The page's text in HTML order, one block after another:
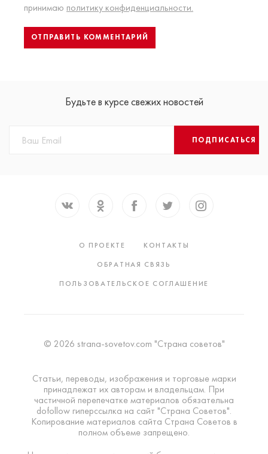
принимаю политику конфиденциальности.
Будьте в курсе свежих новостей
ПОДПИСАТЬСЯ
О ПРОЕКТЕ
КОНТАКТЫ
ОБРАТНАЯ СВЯЗЬ
ПОЛЬЗОВАТЕЛЬСКОЕ СОГЛАШЕНИЕ
© 2026 strana-sovetov.com "Страна советов"
Статьи, переводы, изображения и торговые марки
принадлежат их авторам и владельцам. При
частичной перепечатке материалов обязательна
dofollow гиперссылка на сайт "Страна Советов".
Копирование материалов сайта Страна Советов в
полном объеме запрещено.